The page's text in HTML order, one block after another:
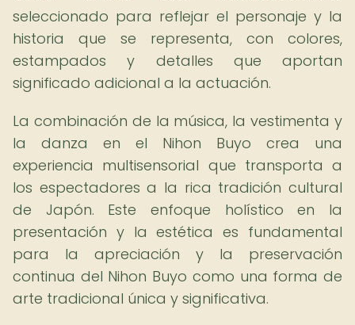
seleccionado para reflejar el personaje y la
historia que se representa, con colores,
estampados y detalles que aportan
significado adicional a la actuación.
La combinación de la música, la vestimenta y
la danza en el Nihon Buyo crea una
experiencia multisensorial que transporta a
los espectadores a la rica tradición cultural
de Japón. Este enfoque holístico en la
presentación y la estética es fundamental
para la apreciación y la preservación
continua del Nihon Buyo como una forma de
arte tradicional única y significativa.